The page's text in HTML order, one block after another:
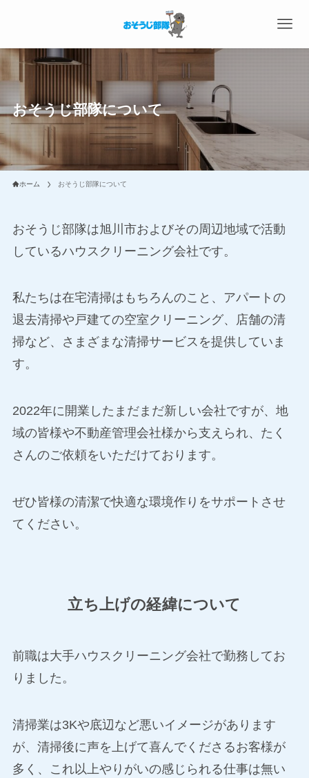
おそうじ部隊について
ホーム おそうじ部隊について
おそうじ部隊は旭川市およびその周辺地域で活動
しているハウスクリーニング会社です。
私たちは在宅清掃はもちろんのこと、アパートの
退去清掃や戸建ての空室クリーニング、店舗の清
掃など、さまざまな清掃サービスを提供していま
す。
2022年に開業したまだまだ新しい会社ですが、地
域の皆様や不動産管理会社様から支えられ、たく
さんのご依頼をいただけております。
ぜひ皆様の清潔で快適な環境作りをサポートさせ
てください。
立ち上げの経緯について
前職は大手ハウスクリーニング会社で勤務してお
りました。
清掃業は3Kや底辺など悪いイメージがあります
が、清掃後に声を上げて喜んでくださるお客様が
多く、これ以上やりがいの感じられる仕事は無い